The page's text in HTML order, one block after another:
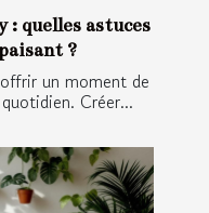
: quelles astuces
?
un moment de
Créer...